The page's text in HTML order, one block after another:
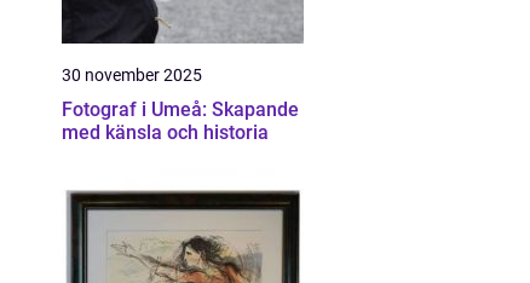
30 november 2025
Fotograf i Umeå: Skapande
med känsla och historia